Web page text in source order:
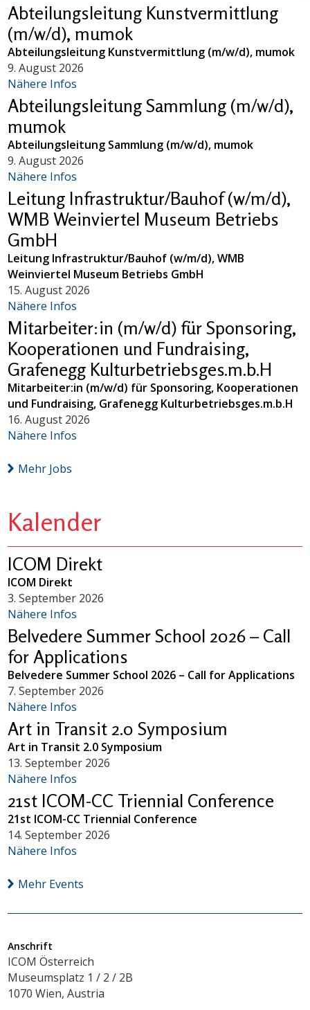
Abteilungsleitung Kunstvermittlung
(m/w/d), mumok
Abteilungsleitung Kunstvermittlung (m/w/d), mumok
9. August 2026
Nähere Infos
Abteilungsleitung Sammlung (m/w/d),
mumok
Abteilungsleitung Sammlung (m/w/d), mumok
9. August 2026
Nähere Infos
Leitung Infrastruktur/Bauhof (w/m/d),
WMB Weinviertel Museum Betriebs
GmbH
Leitung Infrastruktur/Bauhof (w/m/d), WMB
Weinviertel Museum Betriebs GmbH
15. August 2026
Nähere Infos
Mitarbeiter:in (m/w/d) für Sponsoring,
Kooperationen und Fundraising,
Grafenegg Kulturbetriebsges.m.b.H
Mitarbeiter:in (m/w/d) für Sponsoring, Kooperationen
und Fundraising, Grafenegg Kulturbetriebsges.m.b.H
16. August 2026
Nähere Infos
Mehr Jobs
Kalender
ICOM Direkt
ICOM Direkt
3. September 2026
Nähere Infos
Belvedere Summer School 2026 – Call
for Applications
Belvedere Summer School 2026 – Call for Applications
7. September 2026
Nähere Infos
Art in Transit 2.0 Symposium
Art in Transit 2.0 Symposium
13. September 2026
Nähere Infos
21st ICOM-CC Triennial Conference
21st ICOM-CC Triennial Conference
14. September 2026
Nähere Infos
Mehr Events
Anschrift
ICOM Österreich
Museumsplatz 1 / 2 / 2B
1070 Wien, Austria